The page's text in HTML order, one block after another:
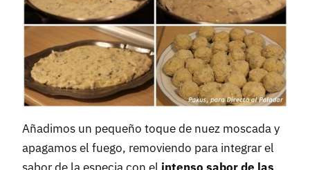
Añadimos un pequeño toque de nuez moscada y
apagamos el fuego, removiendo para integrar el